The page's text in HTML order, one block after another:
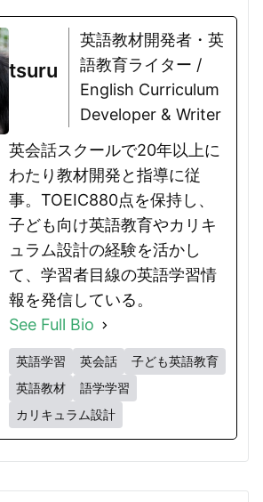
tsuru
英語教材開発者・英
語教育ライター /
English Curriculum
Developer & Writer
英会話スクールで20年以上に
わたり教材開発と指導に従
事。TOEIC880点を保持し、
子ども向け英語教育やカリキ
ュラム設計の経験を活かし
て、学習者目線の英語学習情
報を発信している。
See Full Bio
英語学習 英会話
子ども英語教育
英語教材
語学学習
カリキュラム設計